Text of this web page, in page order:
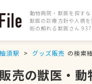
動物病院・獣医を探す
獣医の診療方針や人柄
街の頼れる獣医さん
柚須駅 グッズ販売 の検索
売の獣医・動